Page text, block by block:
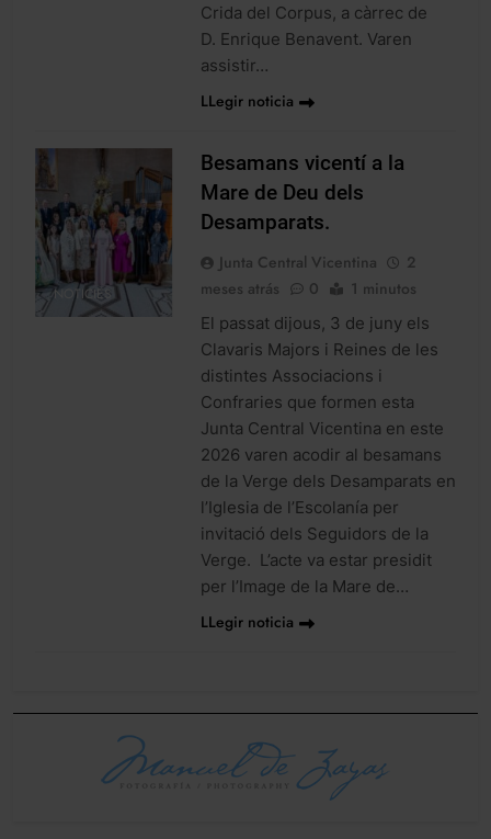
Crida del Corpus, a càrrec de
D. Enrique Benavent. Varen
assistir…
LLegir noticia
NOTICIES
Besamans vicentí a la
Mare de Deu dels
Desamparats.
Junta Central Vicentina
2
meses atrás
0 1 minutos
El passat dijous, 3 de juny els
Clavaris Majors i Reines de les
distintes Associacions i
Confraries que formen esta
Junta Central Vicentina en este
2026 varen acodir al besamans
de la Verge dels Desamparats en
l’Iglesia de l’Escolanía per
invitació dels Seguidors de la
Verge. L’acte va estar presidit
per l’Image de la Mare de…
LLegir noticia